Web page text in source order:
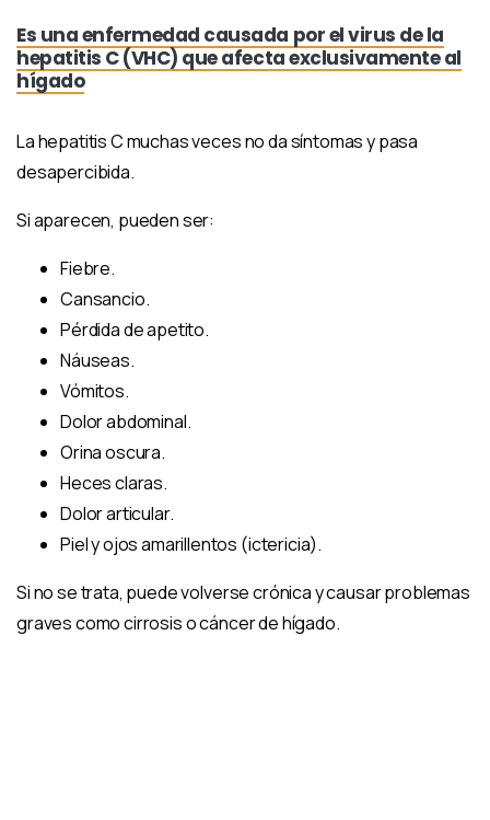
Es una enfermedad causada por el virus de la
hepatitis C (VHC) que afecta exclusivamente al
hígado
La hepatitis C muchas veces no da síntomas y pasa
desapercibida.
Siaparecen, pueden ser:
Fiebre.
Cansancio.
Pérdida de apetito.
Náuseas.
Vómitos.
Dolor abdominal.
Orina oscura.
Heces claras.
Dolor articular.
Piel y ojos amarillentos (ictericia).
Si no se trata, puede volverse crónica y causar problemas
graves como cirrosis o cáncer de hígado.